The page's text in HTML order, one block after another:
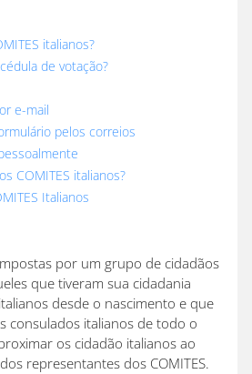
italianos?
de votação?
e-mail
pelos correios
COMITES italianos?
Italianos
por um grupo de cidadãos
que tiveram sua cidadania
desde o nascimento e que
consulados italianos de todo o
os cidadão italianos ao
representantes dos COMITES.